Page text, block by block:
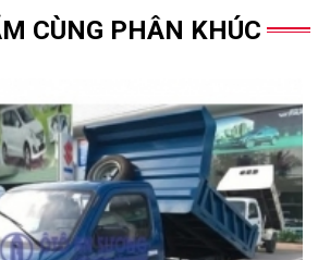
CÙNG PHÂN KHÚC